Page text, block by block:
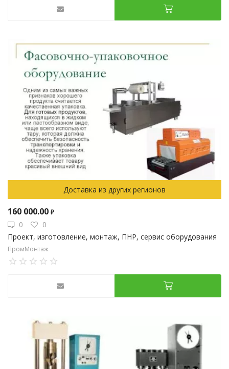
Доставка из других регионов
160 000.00 ₽
0
0
Проект, изготовление, монтаж, ПНР, сервис оборудования
ПромМонтаж